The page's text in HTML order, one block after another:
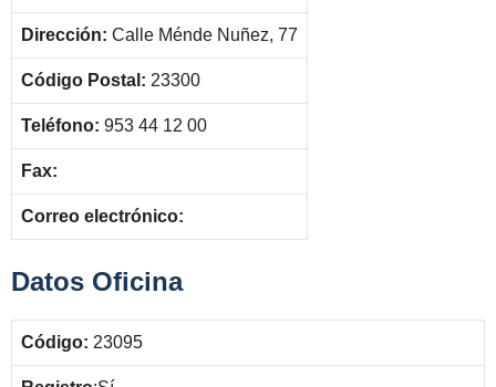
Dirección: Calle Ménde Nuñez, 77
Código Postal: 23300
Teléfono: 953 44 12 00
Fax:
Correo electrónico:
Datos Oficina
Código: 23095